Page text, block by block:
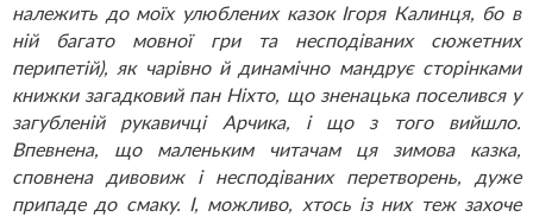
належить до моїх улюблених казок Ігоря Калинця, бо в
ній багато мовної гри та несподіваних сюжетних
перипетій), як чарівно й динамічно мандрує сторінками
книжки загадковий пан Ніхто, що зненацька поселився у
загубленій рукавичці Арчика, і що з того вийшло.
Впевнена, що маленьким читачам ця зимова казка,
сповнена дивовиж і несподіваних перетворень, дуже
припаде до смаку. І, можливо, хтось із них теж захоче